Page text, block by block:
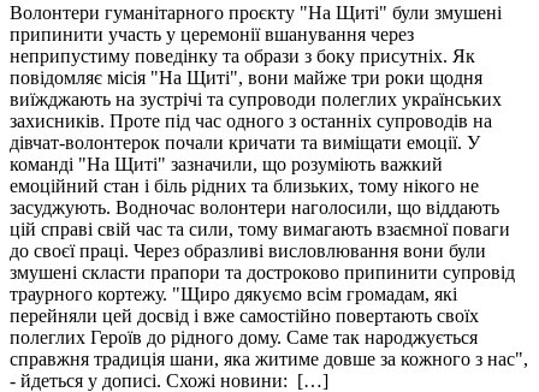
Волонтери гуманітарного проєкту "На Щиті" були змушені
припинити участь у церемонії вшанування через
неприпустиму поведінку та образи з боку присутніх. Як
повідомляє місія "На Щиті", вони майже три роки щодня
виїжджають на зустрічі та супроводи полеглих українських
захисників. Проте під час одного з останніх супроводів на
дівчат-волонтерок почали кричати та виміщати емоції. У
команді "На Щиті" зазначили, що розуміють важкий
емоційний стан і біль рідних та близьких, тому нікого не
засуджують. Водночас волонтери наголосили, що віддають
цій справі свій час та сили, тому вимагають взаємної поваги
до своєї праці. Через образливі висловлювання вони були
змушені скласти прапори та достроково припинити супровід
траурного кортежу. "Щиро дякуємо всім громадам, які
перейняли цей досвід і вже самостійно повертають своїх
полеглих Героїв до рідного дому. Саме так народжується
справжня традиція шани, яка житиме довше за кожного з нас",
- йдеться у дописі. Схожі новини: […]